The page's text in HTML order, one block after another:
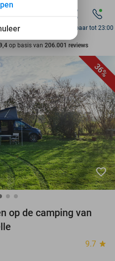
week beschikbaar
leden
op basis van 206.001 reviews
15.000+ deals
week beschikbaar
leden
Bereikbaar tot 23:00
36%
favorite_border
op de camping van
9.7 star
Open